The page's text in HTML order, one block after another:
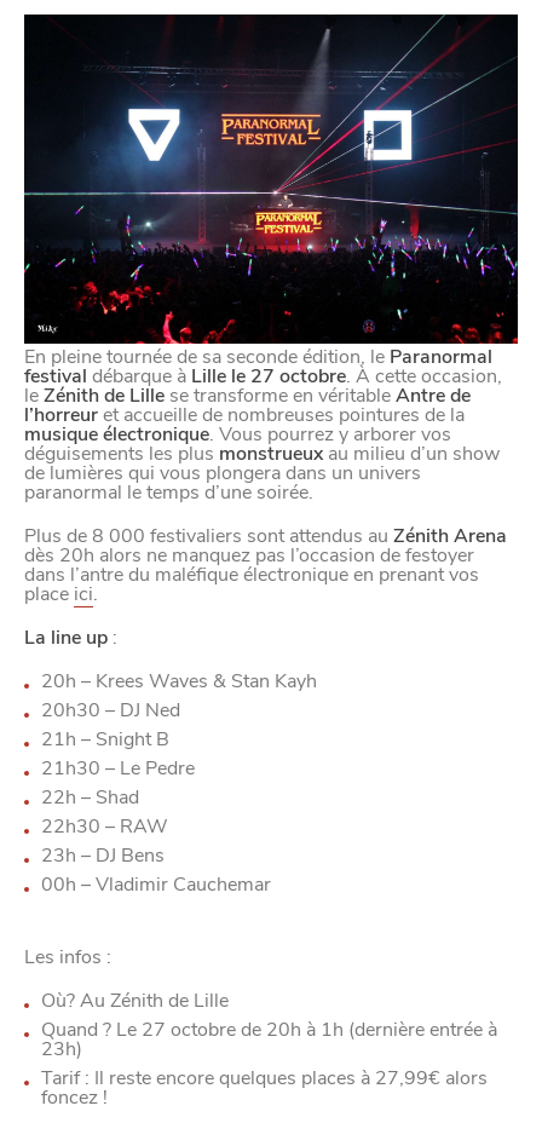
En pleine tournée de sa seconde édition, le Paranormal
festival débarque à Lille le 27 octobre. À cette occasion,
leZénith de Lille se transforme en véritableAntre de
l’horreuret accueille de nombreuses pointures de la
musique électronique. Vous pourrez y arborer vos
déguisements les plus monstrueux au milieu d’un show
de lumières qui vous plongera dans un univers
paranormal le temps d’une soirée.
Plus de 8 000 festivaliers sont attendus au Zénith Arena
dès 20h alors ne manquez pas l’occasion de festoyer
dans l’antre du maléfique électronique en prenant vos
place ici.
La line up :
20h – Krees Waves & Stan Kayh
20h30 – DJ Ned
21h – Snight B
21h30 – Le Pedre
22h – Shad
22h30 – RAW
23h – DJ Bens
00h – Vladimir Cauchemar
Les infos :
Où? Au Zénith de Lille
Quand ? Le 27 octobre de 20h à 1h (dernière entrée à
23h)
Tarif : Il reste encore quelques places à 27,99€ alors
foncez !